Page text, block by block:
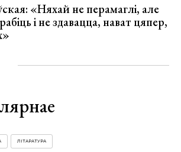
«Няхай не перамаглі, але
і не здавацца, нават цяпер,
ЛІТАРАТУРА